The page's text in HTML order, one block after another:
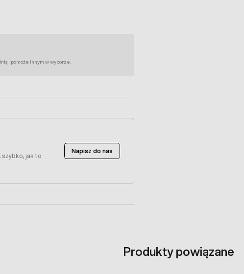
i pomoże innym w wyborze.
szybko, jak to
Napisz do nas
Produkty powiązane